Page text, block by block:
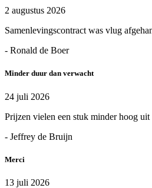
2 augustus 2026
Samenlevingscontract was vlug
- Ronald de Boer
Minder duur dan verwacht
24 juli 2026
Prijzen vielen een stuk minder hoog uit
- Jeffrey de Bruijn
Merci
13 juli 2026